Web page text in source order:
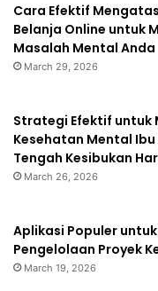
Cara Efektif
Belanja Online untuk
Masalah Mental Anda
March 29, 2026
Strategi Efektif untuk
Kesehatan Mental
Tengah Kesibukan
March 26, 2026
Aplikasi Populer
Pengelolaan Proyek
March 19, 2026